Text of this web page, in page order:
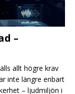
–
allt högre krav
inte längre enbart
– ljudmiljön i